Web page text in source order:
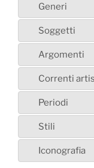
Generi
Soggetti
Argomenti
Correnti
Periodi
Stili
Iconografia